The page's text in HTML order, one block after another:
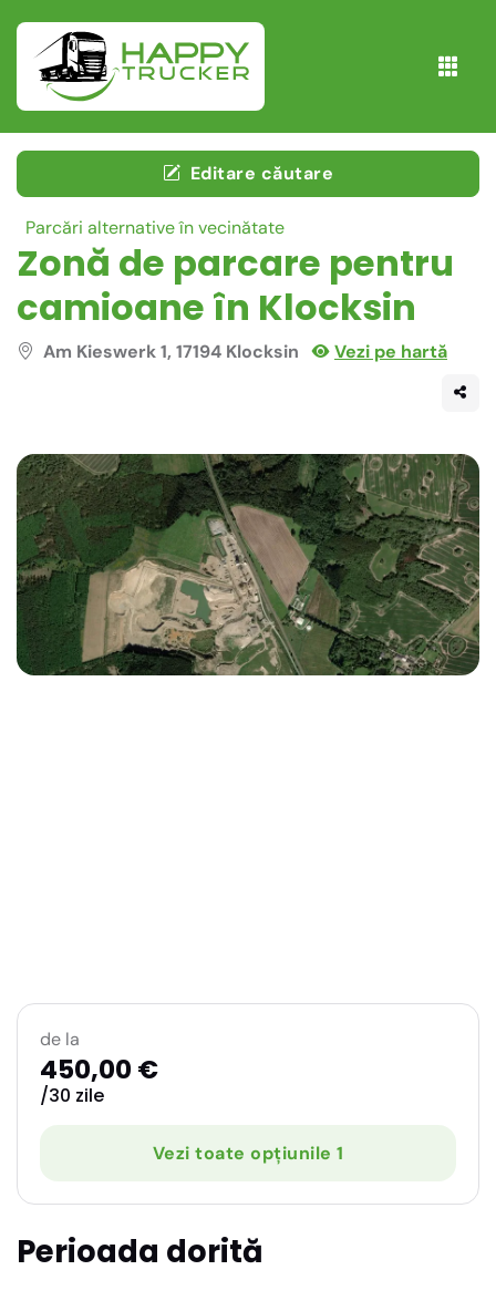
Editare căutare
Parcări alternative în vecinătate
Zonă de parcare pentru
camioane în Klocksin
Am Kieswerk 1, 17194 Klocksin Vezi pe hartă
Perioada dorită
de la
450,00 €
/30 zile
Vezi toate opțiunile 1